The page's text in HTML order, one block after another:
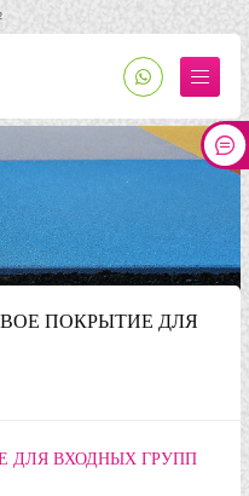
ПОКРЫТИЕ ДЛЯ
ДЛЯ ВХОДНЫХ ГРУПП